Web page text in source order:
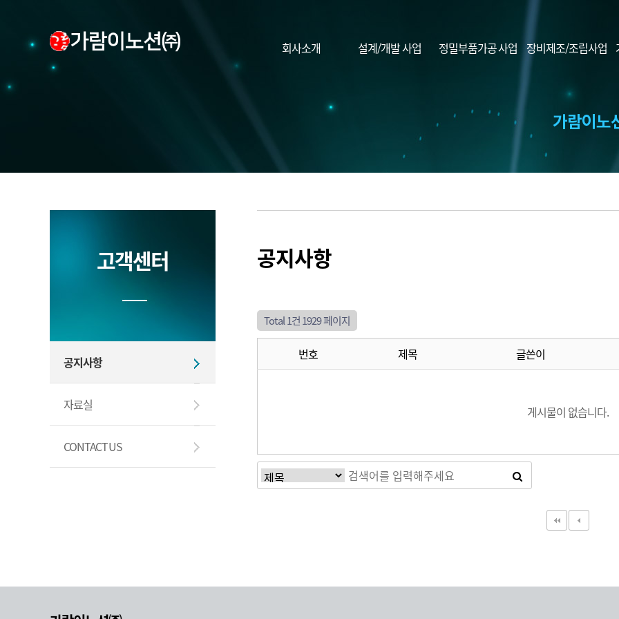
회사소개 설계/개발 사업 정밀부품가공 사업 장비제조/조립사업
고객센터
공지사항
자료실
CONTACT US
공지사항
Total 1건 1929 페이지
번호 제목 글쓴이
게시물이 없습니다.